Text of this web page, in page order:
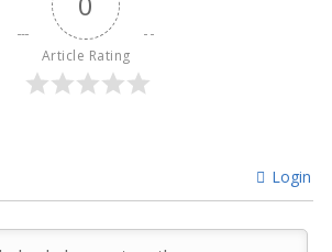
Article Rating
Login